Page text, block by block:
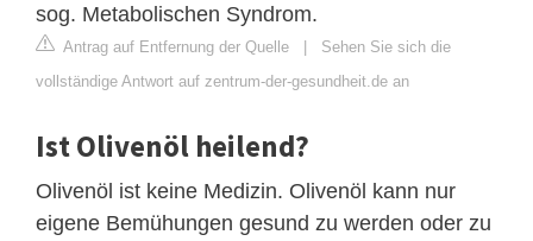
sog. Metabolischen Syndrom.
Antrag auf Entfernung der Quelle | Sehen Sie sich die
vollständige Antwort auf zentrum-der-gesundheit.de an
Ist Olivenöl heilend?
Olivenöl ist keine Medizin. Olivenöl kann nur
eigene Bemühungen gesund zu werden oder zu